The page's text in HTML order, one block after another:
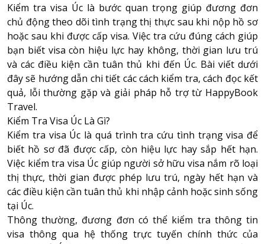
Kiểm tra visa Úc là bước quan trọng giúp đương đơn
chủ động theo dõi tình trạng thị thực sau khi nộp hồ sơ
hoặc sau khi được cấp visa. Việc tra cứu đúng cách giúp
bạn biết visa còn hiệu lực hay không, thời gian lưu trú
và các điều kiện cần tuân thủ khi đến Úc. Bài viết dưới
đây sẽ hướng dẫn chi tiết các cách kiểm tra, cách đọc kết
quả, lỗi thường gặp và giải pháp hỗ trợ từ HappyBook
Travel.
Kiểm Tra Visa Úc Là Gì?
Kiểm tra visa Úc là quá trình tra cứu tình trạng visa để
biết hồ sơ đã được cấp, còn hiệu lực hay sắp hết hạn.
Việc kiểm tra visa Úc giúp người sở hữu visa nắm rõ loại
thị thực, thời gian được phép lưu trú, ngày hết hạn và
các điều kiện cần tuân thủ khi nhập cảnh hoặc sinh sống
tại Úc.
Thông thường, đương đơn có thể kiểm tra thông tin
visa thông qua hệ thống trực tuyến chính thức của